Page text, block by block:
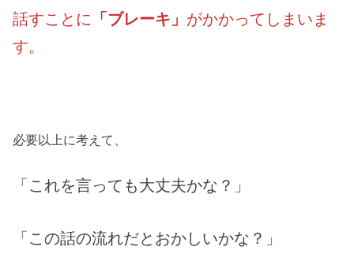
話すことに 「ブレーキ」 がかかってしまいま
す。
必要以上に考えて、
「これを言っても大丈夫かな？」
「この話の流れだとおかしいかな？」